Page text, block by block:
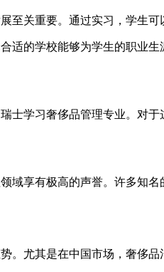
至关重要。通过实习，学生
适的学校能够为学生的职业
士学习奢侈品管理专业。对
域享有极高的声誉。许多知
。尤其是在中国市场，奢侈